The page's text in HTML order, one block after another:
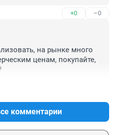
из аварийных домов? И
денег в казне нет,
А не связано ли
"выборами",для
отношения к ВРИО
+0 –0
на рынке много
ценам, покупайте,
комментарии